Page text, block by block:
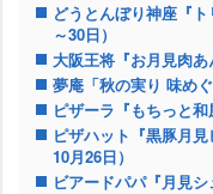
どうとんぼり神座『
～30日）
大阪王将『お月見肉あ
夢庵「秋の実り 味め
ピザーラ『もちっと和
ピザハット『黒豚月
10月26日）
ビアードパパ『月見シ